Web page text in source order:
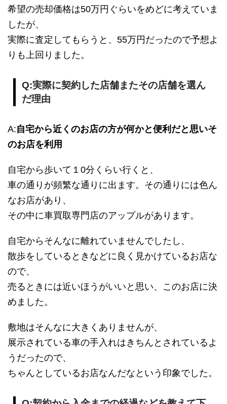
希望の売却価格は50万円ぐらいをめどに考えていま
したが、
実際に査定してもらうと、55万円だったので予想よ
りも上回りました。
Q:実際に契約した店舗またその店舗を選ん
だ理由
A:自宅から近くのお店の方が何かと便利だと思いそ
のお店を利用
自宅から歩いて１0分くらい行くと、
車の通りが頻繁な通りに出ます。その通りには色ん
なお店があり、
その中に車買取専門店のアップルがあります。
自宅からそんなに離れていませんでしたし、
散歩をしているときなどに良く見かけているお店な
ので、
売るときには近いほうがいいと思い、このお店に決
めました。
敷地はそんなに大きくありませんが、
展示されている車の手入れはきちんとされているよ
うだったので、
ちゃんとしているお店なんだなという印象でした。